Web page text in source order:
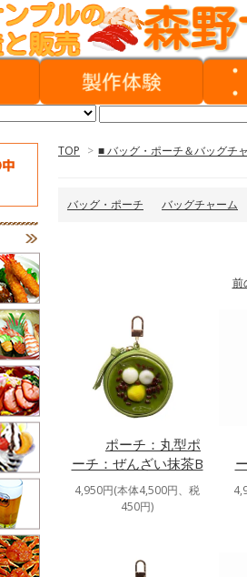
TOP > ■ バッグ・ポーチ＆バッグチ
バッグ・ポーチ バッグチャーム
前
ポーチ：丸型ポ
ーチ：ぜんざい抹茶B
4,950円(本体4,500円、税
450円)